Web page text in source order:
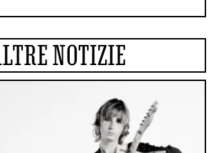
NOTIZIE